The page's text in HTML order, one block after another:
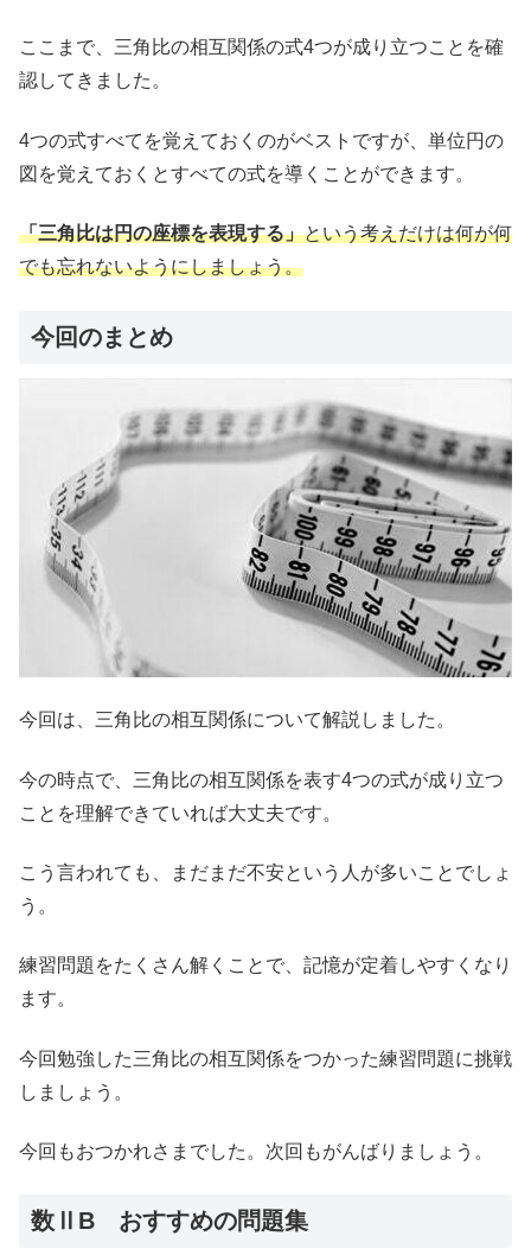
ここまで、三角比の相互関係の式4つが成り立つことを確
認してきました。
4つの式すべてを覚えておくのがベストですが、単位円の
図を覚えておくとすべての式を導くことができます。
「三角比は円の座標を表現する」という考えだけは何が何
でも忘れないようにしましょう。
今回のまとめ
今回は、三角比の相互関係について解説しました。
今の時点で、三角比の相互関係を表す4つの式が成り立つ
ことを理解できていれば大丈夫です。
こう言われても、まだまだ不安という人が多いことでしょ
う。
練習問題をたくさん解くことで、記憶が定着しやすくなり
ます。
今回勉強した三角比の相互関係をつかった練習問題に挑戦
しましょう。
今回もおつかれさまでした。次回もがんばりましょう。
数ⅡB おすすめの問題集